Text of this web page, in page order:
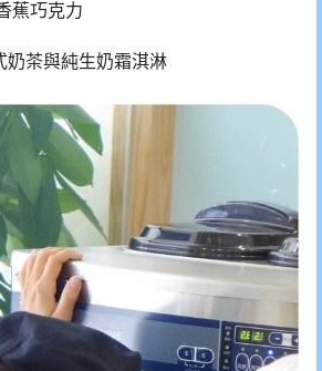
蕉巧克力
奶茶與純生奶霜淇淋